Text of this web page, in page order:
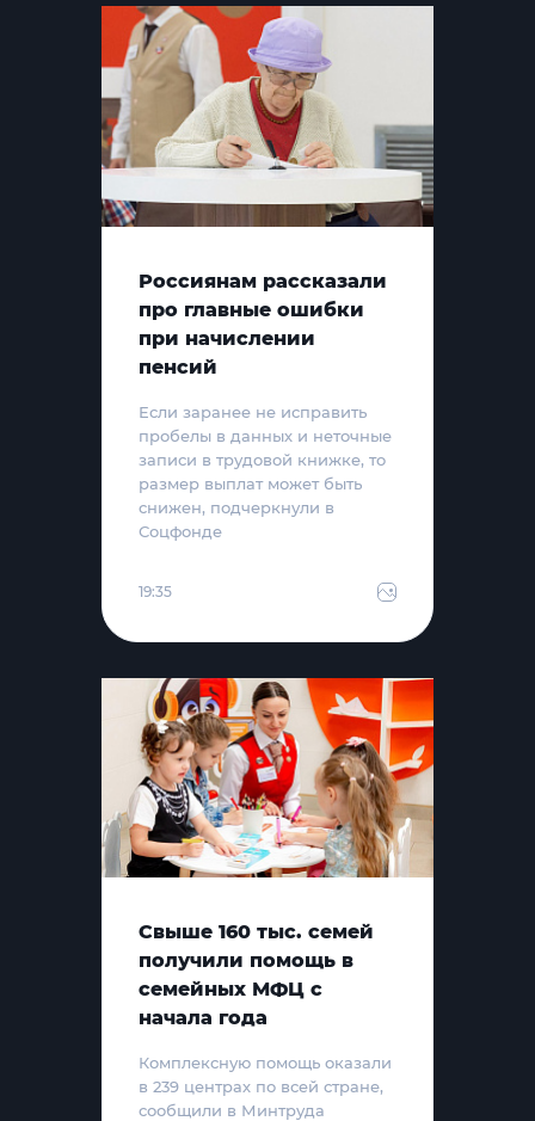
Россиянам рассказали
про главные ошибки
при начислении
пенсий
Если заранее не исправить
пробелы в данных и неточные
записи в трудовой книжке, то
размер выплат может быть
снижен, подчеркнули в
Соцфонде
19:35
Свыше 160 тыс. семей
получили помощь в
семейных МФЦ с
начала года
Комплексную помощь оказали
в 239 центрах по всей стране,
сообщили в Минтруда